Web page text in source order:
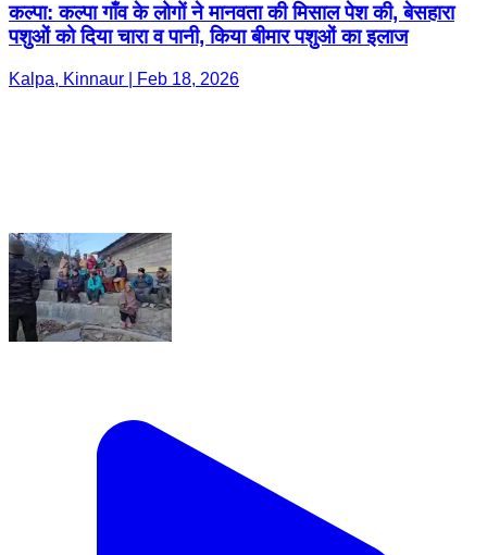
कल्पा: कल्पा गाँव के लोगों ने मानवता की मिसाल पेश की, बेसहारा
पशुओं को दिया चारा व पानी, किया बीमार पशुओं का इलाज
Kalpa, Kinnaur | Feb 18, 2026